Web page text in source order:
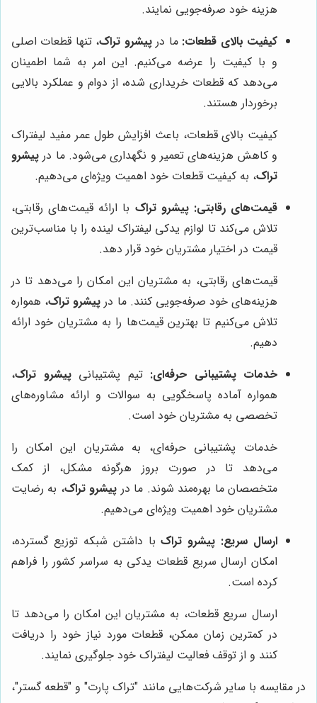
هزینه خود صرفه‌جویی نمایند.
کیفیت بالای قطعات: ما درپیشرو تراک، تنها قطعات اصلی
و با کیفیت را عرضه می‌کنیم. این امر به شما اطمینان
می‌دهد که قطعات خریداری شده، از دوام و عملکرد بالایی
برخوردار هستند.
کیفیت بالای قطعات، باعث افزایش طول عمر مفید لیفتراک
و کاهش هزینه‌های تعمیر و نگهداری می‌شود. ما در پیشرو
تراک، به کیفیت قطعات خود اهمیت ویژه‌ای می‌دهیم.
قیمت‌های رقابتی: پیشرو تراک با ارائه قیمت‌های رقابتی،
تلاش می‌کند تا لوازم یدکی لیفتراک لینده را با مناسب‌ترین
قیمت در اختیار مشتریان خود قرار دهد.
قیمت‌های رقابتی، به مشتریان این امکان را می‌دهد تا در
هزینه‌های خود صرفه‌جویی کنند. ما در پیشرو تراک، همواره
تلاش می‌کنیم تا بهترین قیمت‌ها را به مشتریان خود ارائه
دهیم.
خدمات پشتیبانی حرفه‌ای: تیم پشتیبانیپیشرو تراک،
همواره آماده پاسخگویی به سوالات و ارائه مشاوره‌های
تخصصی به مشتریان خود است.
خدمات پشتیبانی حرفه‌ای، به مشتریان این امکان را
می‌دهد تا در صورت بروز هرگونه مشکل، از کمک
متخصصان ما بهره‌مند شوند. ما در پیشرو تراک، به رضایت
مشتریان خود اهمیت ویژه‌ای می‌دهیم.
ارسال سریع: پیشرو تراکبا داشتن شبکه توزیع گسترده،
امکان ارسال سریع قطعات یدکی به سراسر کشور را فراهم
کرده است.
ارسال سریع قطعات، به مشتریان این امکان را می‌دهد تا
در کمترین زمان ممکن، قطعات مورد نیاز خود را دریافت
کنند و از توقف فعالیت لیفتراک خود جلوگیری نمایند.
در مقایسه با سایر شرکت‌هایی مانند "تراک پارت" و "قطعه گستر"،